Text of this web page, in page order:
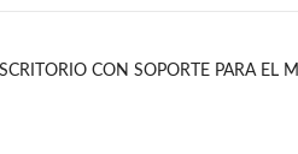
CON SOPORTE PARA